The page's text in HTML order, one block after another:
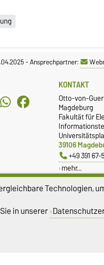
-Ansprechpartner:
KONTAKT
Otto-von-
Magdeburg
Fakultät für
39106
+49 391
mehr…
Büro für
Technologien,
in unserer